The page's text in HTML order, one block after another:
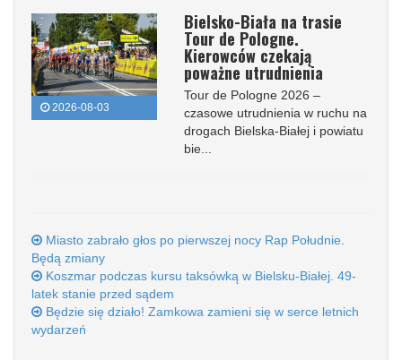
2026-08-03
Bielsko-Biała na trasie
Tour de Pologne.
Kierowców czekają
poważne utrudnienia
Tour de Pologne 2026 –
czasowe utrudnienia w ruchu na
drogach Bielska-Białej i powiatu
bie...
Miasto zabrało głos po pierwszej nocy Rap Południe.
Będą zmiany
Koszmar podczas kursu taksówką w Bielsku-Białej. 49-
latek stanie przed sądem
Będzie się działo! Zamkowa zamieni się w serce letnich
wydarzeń